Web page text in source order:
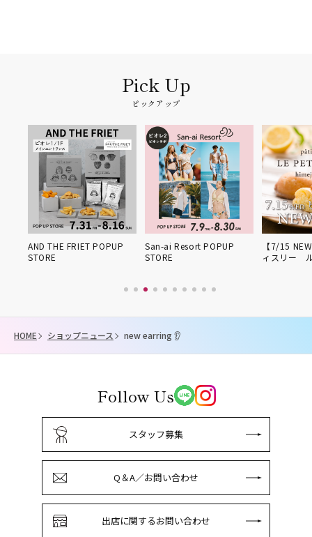
ピックアップ
AND THE FRIET POPUP
STORE
San-ai Resort POPUP
STORE
【7/15
ィスリー
HOME ショップニュース new earring 👂
Follow Us
スタッフ募集
Q＆A／お問い合わせ
出店に関するお問い合わせ